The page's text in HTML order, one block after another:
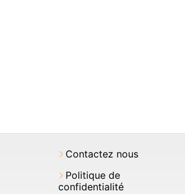
Contactez nous
Politique de
confidentialité